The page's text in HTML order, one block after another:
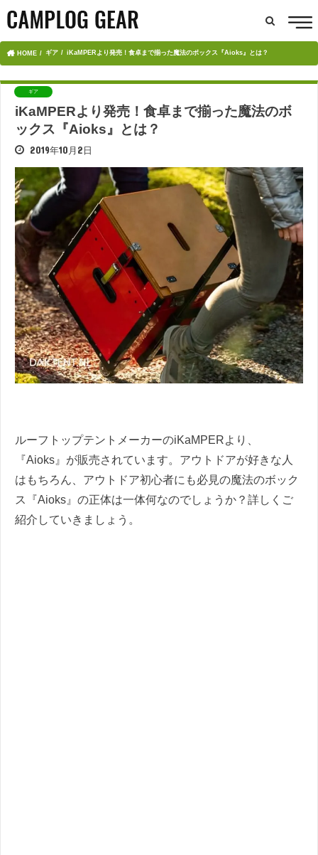
HOME ギア iKaMPERより発売！食卓まで揃った魔法のボックス『Aioks』とは？
ギア
iKaMPERより発売！食卓まで揃った魔法のボ
ックス『Aioks』とは？
2019年10月2日
ルーフトップテントメーカーのiKaMPERより、
『Aioks』が販売されています。アウトドアが好きな人
はもちろん、アウトドア初心者にも必見の魔法のボック
ス『Aioks』の正体は一体何なのでしょうか？詳しくご
紹介していきましょう。